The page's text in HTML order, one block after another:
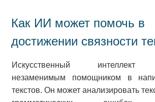
Как ИИ может помочь в
достижении связности
Искусственный интеллект
незаменимым помощником в
текстов. Он может анализировать